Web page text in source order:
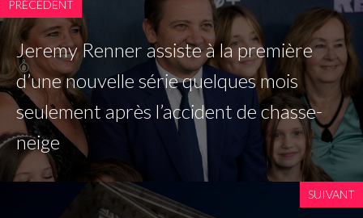
PRÉCÉDENT
Jeremy Renner assiste à la première
d’une nouvelle série quelques mois
seulement après l’accident de chasse-
neige
SUIVANT